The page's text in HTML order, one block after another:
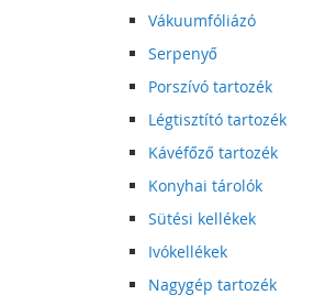
Vákuumfóliázó
Serpenyő
Porszívó tartozék
Légtisztító tartozék
Kávéfőző tartozék
Konyhai tárolók
Sütési kellékek
Ivókellékek
Nagygép tartozék